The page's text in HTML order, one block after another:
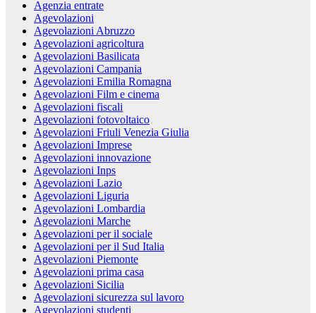
Agenzia entrate
Agevolazioni
Agevolazioni Abruzzo
Agevolazioni agricoltura
Agevolazioni Basilicata
Agevolazioni Campania
Agevolazioni Emilia Romagna
Agevolazioni Film e cinema
Agevolazioni fiscali
Agevolazioni fotovoltaico
Agevolazioni Friuli Venezia Giulia
Agevolazioni Imprese
Agevolazioni innovazione
Agevolazioni Inps
Agevolazioni Lazio
Agevolazioni Liguria
Agevolazioni Lombardia
Agevolazioni Marche
Agevolazioni per il sociale
Agevolazioni per il Sud Italia
Agevolazioni Piemonte
Agevolazioni prima casa
Agevolazioni Sicilia
Agevolazioni sicurezza sul lavoro
Agevolazioni studenti